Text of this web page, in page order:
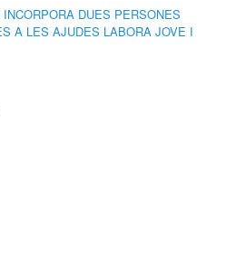
INCORPORA DUES PERSONES
A LES AJUDES LABORA JOVE I